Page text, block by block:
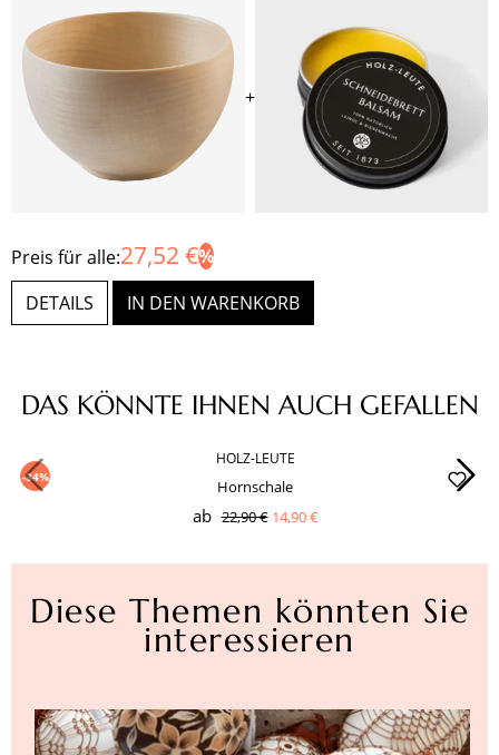
+
Preis für alle:27,52 €
DETAILS IN DEN WARENKORB
Produktgalerie überspringen
DAS KÖNNTE IHNEN AUCH GEFALLEN
-34%
HOLZ-LEUTE
Hornschale
ab 22,90 € 14,90 €
Diese Themen könnten Sie
interessieren